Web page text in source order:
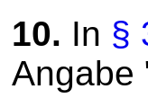
10. In §
Angabe